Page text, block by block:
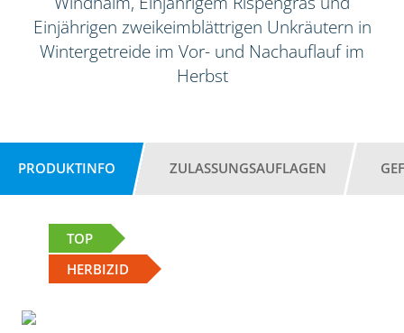
Einjährigen zweikeimblättrigen Unkräutern in
Wintergetreide im Vor- und Nachauflauf im
Herbst
PRODUKTINFO ZULASSUNGSAUFLAGEN
TOP
HERBIZID